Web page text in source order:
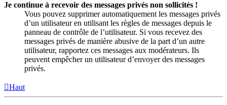
Je continue à recevoir des messages privés non sollicités !
Vous pouvez supprimer automatiquement les messages privés
d’un utilisateur en utilisant les règles de messages depuis le
panneau de contrôle de l’utilisateur. Si vous recevez des
messages privés de manière abusive de la part d’un autre
utilisateur, rapportez ces messages aux modérateurs. Ils
peuvent empêcher un utilisateur d’envoyer des messages
privés.
Haut